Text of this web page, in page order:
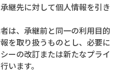
継先に対して個人情報を引き
は、承継前と同一の利用目的
を取り扱うものとし、必要に
ーの改訂または新たなプライ
います。